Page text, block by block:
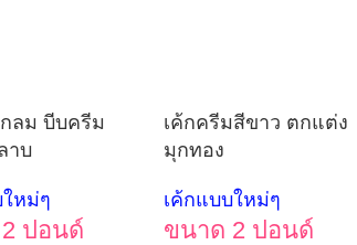
ลม บีบครีม
าบ
หม่ๆ
ปอนด์
เค้กครีมสีขาว ตกแต่ง
มุกทอง
เค้กแบบใหม่ๆ
ขนาด 2 ปอนด์